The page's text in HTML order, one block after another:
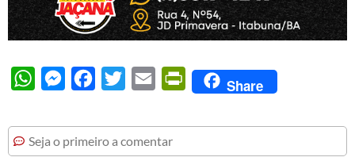
WhatsAppMessengerFacebook
Twitter Email PrintFriendly
Share
Seja o primeiro a comentar